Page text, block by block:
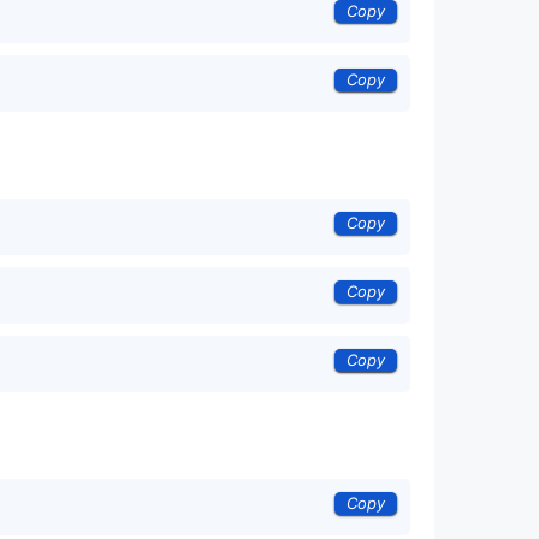
Copy
Copy
Copy
Copy
Copy
Copy